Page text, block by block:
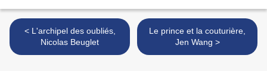
< L'archipel des oubliés,
Nicolas Beuglet
Le prince et la couturière,
Jen Wang >